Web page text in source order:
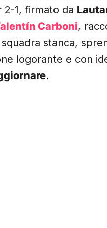
1, firmato da
Carboni,
stanca,
logorante e con
.